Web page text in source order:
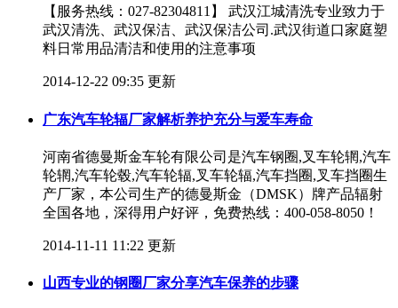
【服务热线：027-82304811】 武汉江城清洗专业致力于
武汉清洗、武汉保洁、武汉保洁公司.武汉街道口家庭塑
料日常用品清洁和使用的注意事项
2014-12-22 09:35 更新
广东汽车轮辐厂家解析养护充分与爱车寿命
河南省德曼斯金车轮有限公司是汽车钢圈,叉车轮辋,汽车
轮辋,汽车轮毂,汽车轮辐,叉车轮辐,汽车挡圈,叉车挡圈生
产厂家，本公司生产的德曼斯金（DMSK）牌产品辐射
全国各地，深得用户好评，免费热线：400-058-8050！
2014-11-11 11:22 更新
山西专业的钢圈厂家分享汽车保养的步骤